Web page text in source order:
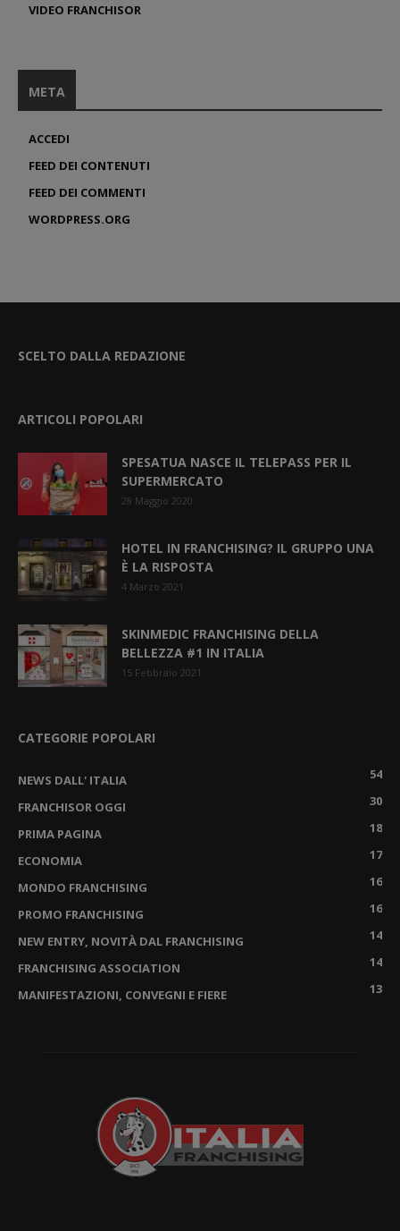
VIDEO FRANCHISOR
META
ACCEDI
FEED DEI CONTENUTI
FEED DEI COMMENTI
WORDPRESS.ORG
SCELTO DALLA REDAZIONE
ARTICOLI POPOLARI
SPESATUA NASCE IL TELEPASS PER IL
SUPERMERCATO
28 Maggio 2020
HOTEL IN FRANCHISING? IL GRUPPO UNA
È LA RISPOSTA
4 Marzo 2021
SKINMEDIC FRANCHISING DELLA
BELLEZZA #1 IN ITALIA
15 Febbraio 2021
CATEGORIE POPOLARI
NEWS DALL' ITALIA 54
FRANCHISOR OGGI 30
PRIMA PAGINA 18
ECONOMIA 17
MONDO FRANCHISING 16
PROMO FRANCHISING 16
NEW ENTRY, NOVITÀ DAL FRANCHISING 14
FRANCHISING ASSOCIATION 14
MANIFESTAZIONI, CONVEGNI E FIERE 13